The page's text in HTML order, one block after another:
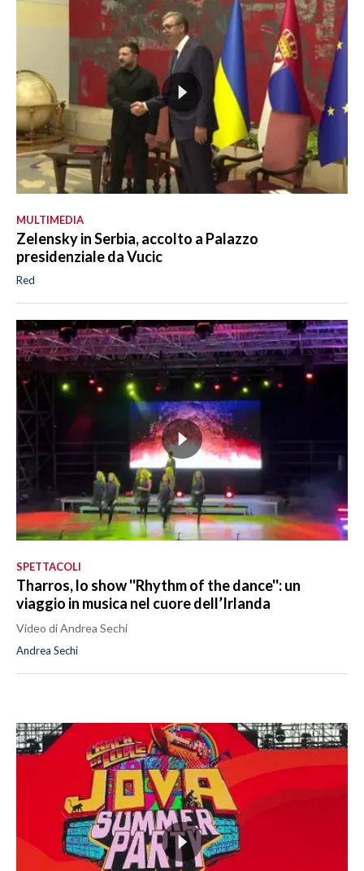
MULTIMEDIA
Zelensky in Serbia, accolto a Palazzo
presidenziale da Vucic
Red
SPETTACOLI
Tharros, lo show ''Rhythm of the dance'': un
viaggio in musica nel cuore dell’Irlanda
Video di Andrea Sechi
Andrea Sechi